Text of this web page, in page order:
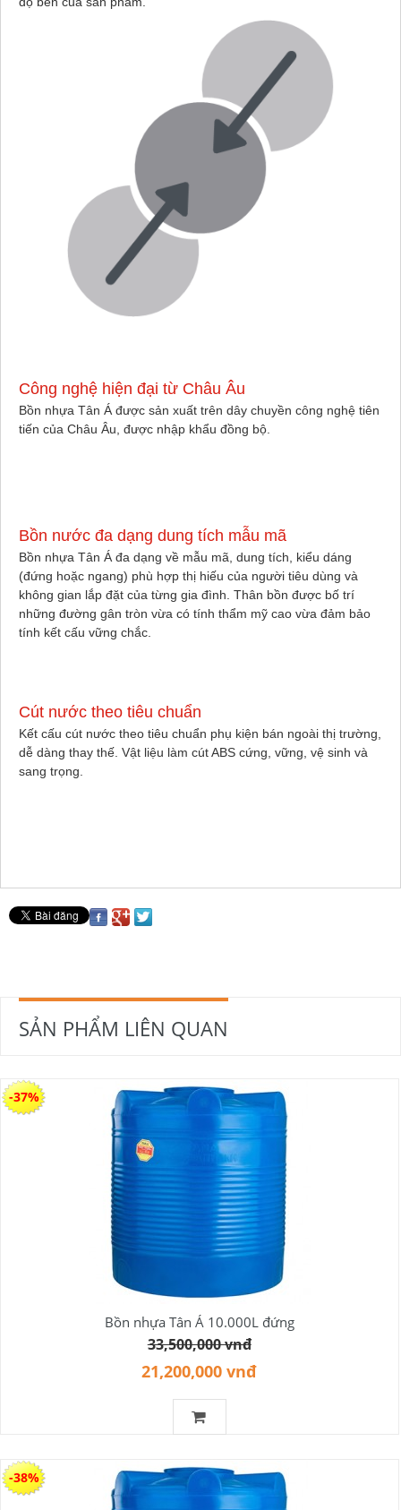
Công nghệ hiện đại từ Châu Âu
Bồn nhựa Tân Á được sản xuất trên dây chuyền công nghệ tiên
tiến của Châu Âu, được nhập khẩu đồng bộ.
Bồn nước đa dạng dung tích mẫu mã
Bồn nhựa Tân Á đa dạng về mẫu mã, dung tích, kiểu dáng
(đứng hoặc ngang) phù hợp thị hiếu của người tiêu dùng và
không gian lắp đặt của từng gia đình. Thân bồn được bố trí
những đường gân tròn vừa có tính thẩm mỹ cao vừa đảm bảo
tính kết cấu vững chắc.
Cút nước theo tiêu chuẩn
Kết cấu cút nước theo tiêu chuẩn phụ kiện bán ngoài thị trường,
dễ dàng thay thế. Vật liệu làm cút ABS cứng, vững, vệ sinh và
sang trọng.
SẢN PHẨM LIÊN QUAN
Bồn nhựa Tân Á 10.000L đứng
33,500,000 vnđ
21,200,000 vnđ
-37%
-38%